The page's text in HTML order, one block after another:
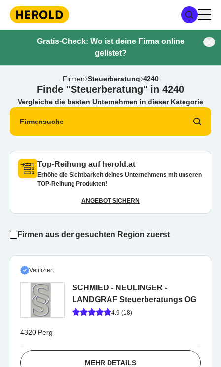
Gratis-Check: Wo ist deine Firma online
gelistet?
Firmen Steuerberatung 4240
Finde "Steuerberatung" in 4240
Vergleiche die besten Unternehmen in dieser Kategorie
Firmensuche
Top-Reihung auf herold.at
Erhöhe die Sichtbarkeit deines Unternehmens mit unseren
TOP-Reihung Produkten!
ANGEBOT SICHERN
Firmen aus der gesuchten Region zuerst
Verifiziert
SCHMIED - NEULINGER -
LANDGRAF Steuerberatungs OG
4.9 (18)
4320 Perg
MEHR DETAILS